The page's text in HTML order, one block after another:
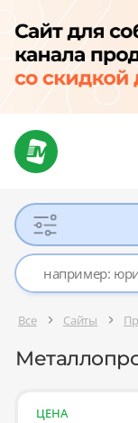
Все Сайты
ЦЕНА